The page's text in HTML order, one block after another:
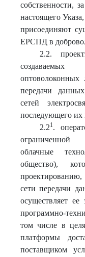
собственности,
настоящего
присоединяют
ЕРСПД в
2.2.
оптоволоконных
передачи
сетей
последующего
2.21.
ограниченной
облачные
общество),
проектированию,
сети передачи
осуществляет
программно-
том числе в
платформы
поставщиком